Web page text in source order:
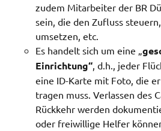
zudem Mitarbeiter der BR
sein, die den Zufluss
umsetzen, etc.
Es handelt sich um eine „
Einrichtung“, d.h., jeder
eine ID-Karte mit Foto, die
tragen muss. Verlassen des
Rückkehr werden
oder freiwillige Helfer